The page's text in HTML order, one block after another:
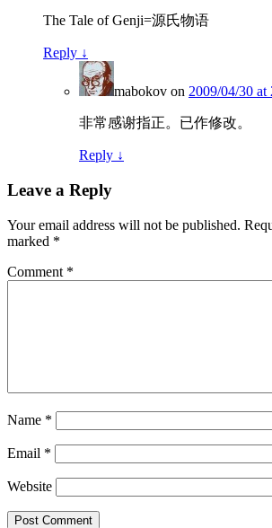
The Tale of Genji=源氏物语
Reply ↓
mabokov on 2009/04/30 at
非常感谢指正。已作修改。
Reply ↓
Leave a Reply
Your email address will not be published.
marked *
Comment *
Name *
Email *
Website